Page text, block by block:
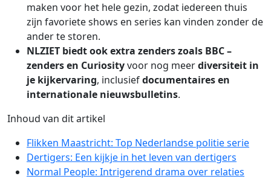
maken voor het hele gezin, zodat iedereen thuis
zijn favoriete shows en series kan vinden zonder de
ander te storen.
NLZIET biedt ookextra zenders zoals BBC–
zenders en Curiosityvoor nog meerdiversiteit in
je kijkervaring, inclusiefdocumentaires en
internationale nieuwsbulletins.
Inhoud van dit artikel
Flikken Maastricht: Top Nederlandse politie serie
Dertigers: Een kijkje in het leven van dertigers
Normal People: Intrigerend drama over relaties